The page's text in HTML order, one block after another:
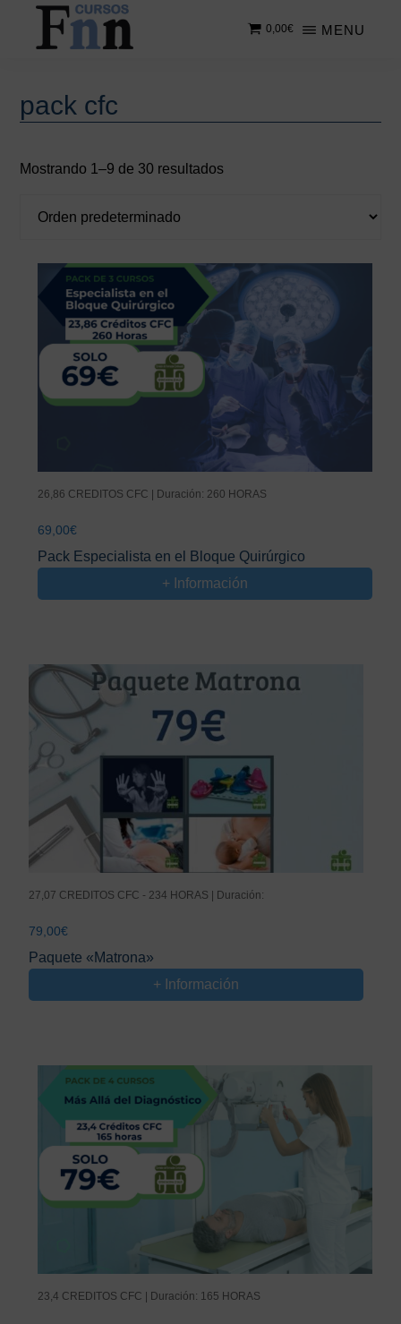
Saltar
contenido
Saltar
principal
cursos
MENU
0,00€
pack cfc
Mostrando 1–9 de 30 resultados
26,86 CREDITOS CFC | Duración: 260 HORAS
69,00€
Pack Especialista en el Bloque Quirúrgico
+ Información
27,07 CREDITOS CFC - 234 HORAS | Duración:
79,00€
Paquete «Matrona»
+ Información
23,4 CREDITOS CFC | Duración: 165 HORAS
Barra
principal